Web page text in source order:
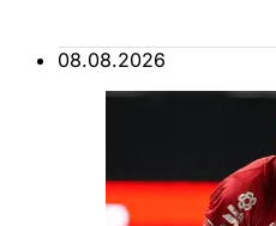
08.08.2026